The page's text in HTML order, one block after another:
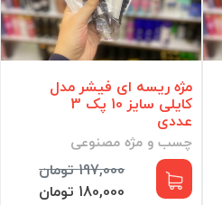
تومان
مژه ریسه ای فیشر مدل
کایلی سایز 10 پک 3
عددی
چسب و مژه مصنوعی
197,000 تومان
180,000 تومان